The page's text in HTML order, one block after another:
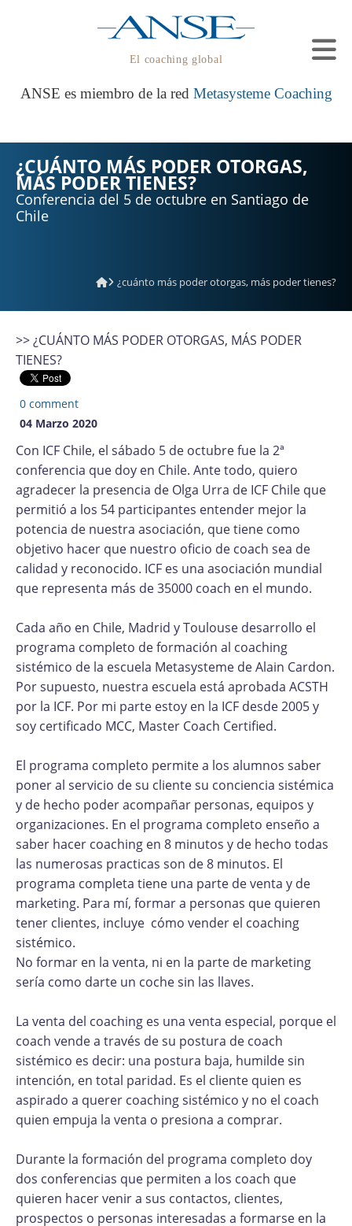
El coaching global
ANSE es miembro de la red Metasysteme Coaching
¿CUÁNTO MÁS PODER OTORGAS,
MÁS PODER TIENES?
Conferencia del 5 de octubre en Santiago de
Chile
¿cuánto más poder otorgas, más poder tienes?
>> ¿CUÁNTO MÁS PODER OTORGAS, MÁS PODER
TIENES?
0 comment
04 Marzo 2020
Con ICF Chile, el sábado 5 de octubre fue la 2ª
conferencia que doy en Chile. Ante todo, quiero
agradecer la presencia de Olga Urra de ICF Chile que
permitió a los 54 participantes entender mejor la
potencia de nuestra asociación, que tiene como
objetivo hacer que nuestro oficio de coach sea de
calidad y reconocido. ICF es una asociación mundial
que representa más de 35000 coach en el mundo.
Cada año en Chile, Madrid y Toulouse desarrollo el
programa completo de formación al coaching
sistémico de la escuela Metasysteme de Alain Cardon.
Por supuesto, nuestra escuela está aprobada ACSTH
por la ICF. Por mi parte estoy en la ICF desde 2005 y
soy certificado MCC, Master Coach Certified.
El programa completo permite a los alumnos saber
poner al servicio de su cliente su conciencia sistémica
y de hecho poder acompañar personas, equipos y
organizaciones. En el programa completo enseño a
saber hacer coaching en 8 minutos y de hecho todas
las numerosas practicas son de 8 minutos. El
programa completa tiene una parte de venta y de
marketing. Para mí, formar a personas que quieren
tener clientes, incluye cómo vender el coaching
sistémico.
No formar en la venta, ni en la parte de marketing
sería como darte un coche sin las llaves.
La venta del coaching es una venta especial, porque el
coach vende a través de su postura de coach
sistémico es decir: una postura baja, humilde sin
intención, en total paridad. Es el cliente quien es
aspirado a querer coaching sistémico y no el coach
quien empuja la venta o presiona a comprar.
Durante la formación del programa completo doy
dos conferencias que permiten a los coach que
quieren hacer venir a sus contactos, clientes,
prospectos o personas interesadas a formarse en la